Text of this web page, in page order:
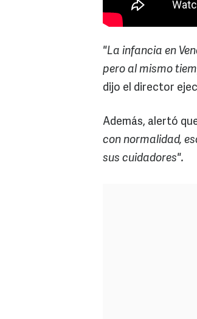
"La infancia en
pero al mismo
dijo el director
Además, alertó
con normalidad,
sus cuidadores".